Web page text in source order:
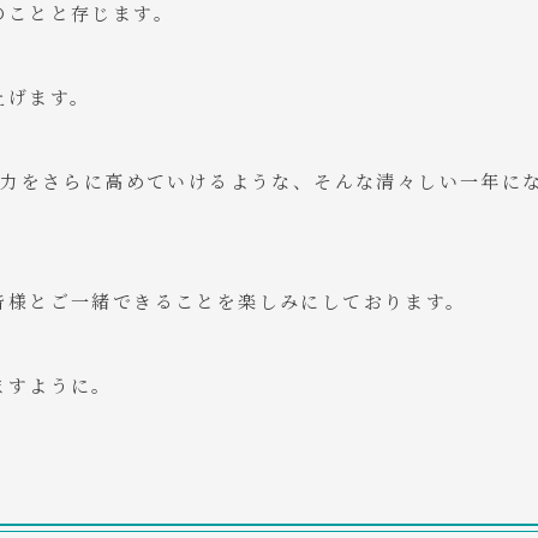
とと存じます。
ます。
をさらに高めていけるような、そんな清々しい一年に
とご一緒できることを楽しみにしております。
ように。